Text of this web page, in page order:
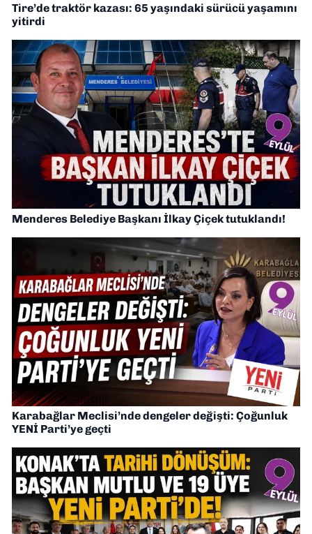
Tire’de traktör kazası: 65 yaşındaki sürücü yaşamını
yitirdi
Menderes Belediye Başkanı İlkay Çiçek tutuklandı!
Karabağlar Meclisi’nde dengeler değişti: Çoğunluk
YENİ Parti’ye geçti